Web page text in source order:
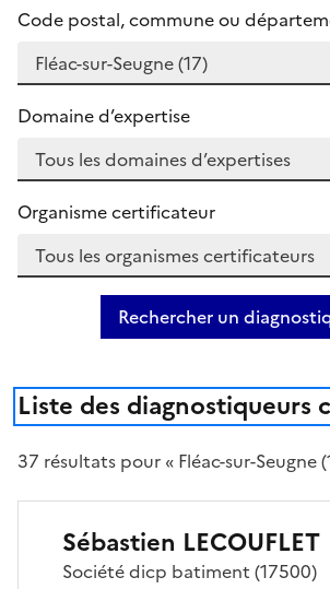
Code postal, commune ou
Domaine d’expertise
Organisme certificateur
Rechercher un
Liste des diagnostiqueurs
37 résultats pour « Fléac-sur-Seugne
Sébastien LECOUFLET
Sociétédicp batiment (17500)